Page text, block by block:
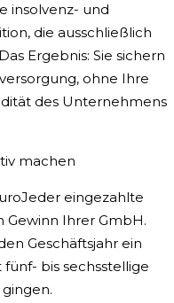
insolvenz- und
die ausschließlich
Ergebnis: Sie sichern
ohne Ihre
des Unternehmens
machen
eingezahlte
Ihrer GmbH.
Geschäftsjahr ein
bis sechsstellige